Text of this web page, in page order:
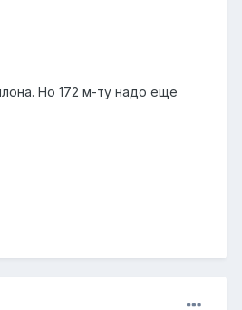
Но 172 м-ту надо еще